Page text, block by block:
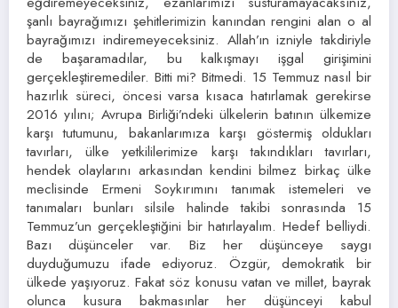
şanlı bayrağımızı şehitlerimizin kanından rengini alan o al
bayrağımızı indiremeyeceksiniz. Allah’ın izniyle takdiriyle
de başaramadılar, bu kalkışmayı işgal girişimini
gerçekleştiremediler. Bitti mi? Bitmedi. 15 Temmuz nasıl bir
hazırlık süreci, öncesi varsa kısaca hatırlamak gerekirse
2016 yılını; Avrupa Birliği’ndeki ülkelerin batının ülkemize
karşı tutumunu, bakanlarımıza karşı göstermiş oldukları
tavırları, ülke yetkililerimize karşı takındıkları tavırları,
hendek olaylarını arkasından kendini bilmez birkaç ülke
meclisinde Ermeni Soykırımını tanımak istemeleri ve
tanımaları bunları silsile halinde takibi sonrasında 15
Temmuz’un gerçekleştiğini bir hatırlayalım. Hedef belliydi.
Bazı düşünceler var. Biz her düşünceye saygı
duyduğumuzu ifade ediyoruz. Özgür, demokratik bir
ülkede yaşıyoruz. Fakat söz konusu vatan ve millet, bayrak
olunca kusura bakmasınlar her düşünceyi kabul